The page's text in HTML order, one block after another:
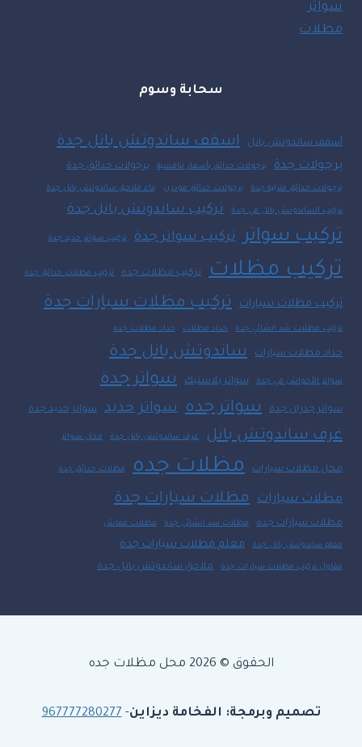
سواتر
مظلات
سحابة وسوم
أسقف ساندوتش بانل اسقف ساندوتش بانل جدة
برجولات جدة برجولات حدائق بأسعار تنافسية برجولات حدائق جدة
برجولات حدائق منزلية جدة برجولات حدائق مودرن بناء ملاحق ساندوتش بانل جدة
تركيب الساندوتش بانل في جدة تركيب ساندوتش بانل جدة
تركيب سواتر تركيب سواتر جدة تركيب سواتر حديد جدة
تركيب مظلات تركيب مظلات جده تركيب مظلات حدائق جدة
تركيب مظلات سيارات تركيب مظلات سيارات جدة
تركيب مظلات شد انشائي جدة حداد مظلات حداد مظلات جده
حداد مظلات سيارات ساندوتش بانل جدة
سواتر الأحواش في جدة سواتر بلاستيك سواتر جدة
سواتر جدران جدة سواتر جده سواتر حديد سواتر حديد جدة
غرف ساندوتش بانل غرف ساندوتش بانل جدة محل سواتر
محل مظلات سيارات مظلات جده مظلات حدائق جدة
مظلات سيارات مظلات سيارات جدة
مظلات سيارات جده مظلات شد انشائي جدة مظلات قماش
معلم ساندوتش بانل جدة معلم مظلات سيارات جدة
مقاول تركيب مظلات سيارات جدة ملاحق ساندوتش بانل جدة
الحقوق © 2026 محل مظلات جده
تصميم وبرمجة: الفخامة ديزاين-
967777280277